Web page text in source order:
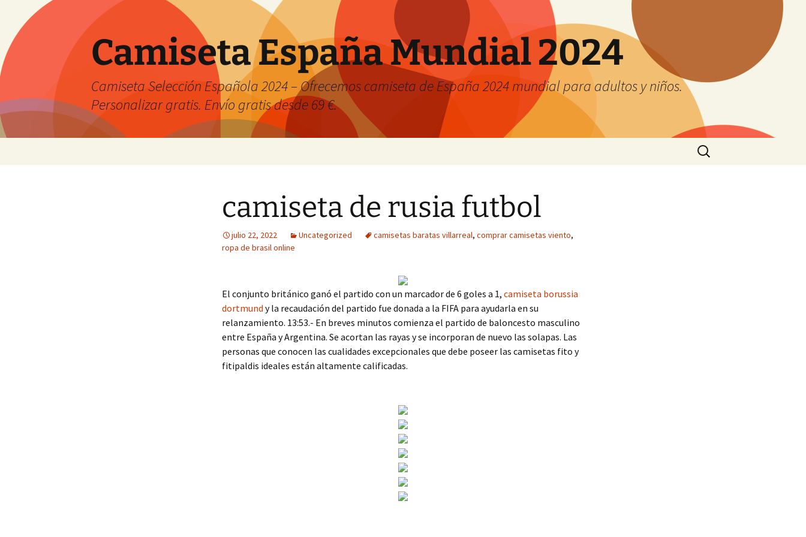
Camiseta España Mundial 2024
Camiseta Selección Española 2024 – Ofrecemos camiseta de España 2024 mundial para adultos y niños.
Personalizar gratis. Envío gratis desde 69 €.
Buscar:
camiseta de rusia futbol
julio 22, 2022 Uncategorized camisetas baratas villarreal, comprar camisetas viento,
ropa de brasil online
El conjunto británico ganó el partido con un marcador de 6 goles a 1, camiseta borussia
dortmund y la recaudación del partido fue donada a la FIFA para ayudarla en su
relanzamiento. 13:53.- En breves minutos comienza el partido de baloncesto masculino
entre España y Argentina. Se acortan las rayas y se incorporan de nuevo las solapas. Las
personas que conocen las cualidades excepcionales que debe poseer las camisetas fito y
fitipaldis ideales están altamente calificadas.